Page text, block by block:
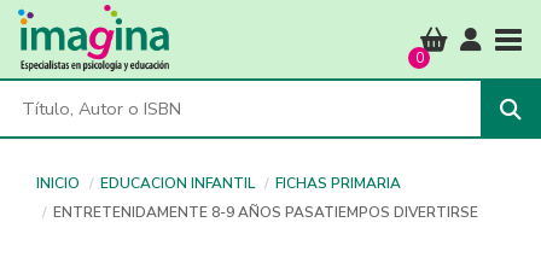
0
INICIO EDUCACION INFANTIL
FICHAS PRIMARIA
ENTRETENIDAMENTE 8-9 AÑOS PASATIEMPOS DIVERTIRSE